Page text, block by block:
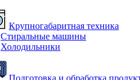
Крупногабаритная техника
Стиральные машины
Холодильники
Подготовка и обработка